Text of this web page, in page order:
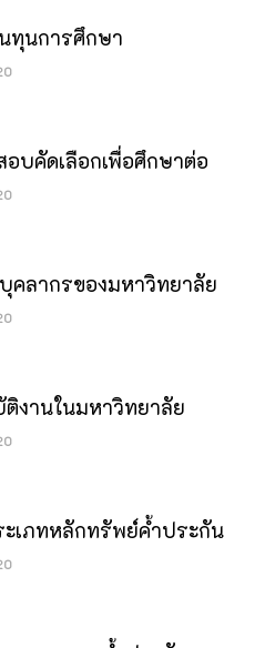
ทุนการศึกษา
บคัดเลือกเพื่อศึกษาต่อ
คลากรของมหาวิทยาลัย
งานในมหาวิทยาลัย
เภทหลักทรัพย์ค้ำประกัน